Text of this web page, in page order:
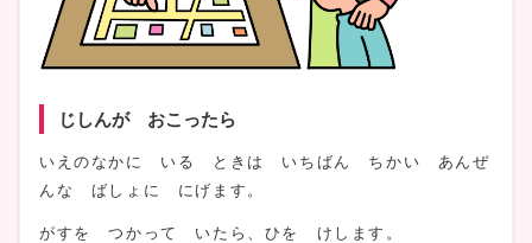
じしんが おこったら
いえのなかに いる ときは いちばん ちかい あんぜ
んな ばしょに にげます。
がすを つかって いたら、ひを けします。